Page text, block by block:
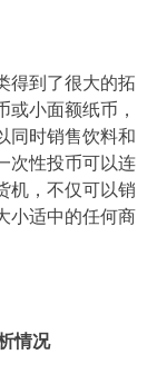
得到了很大的拓
或小面额纸币，
同时销售饮料和
次性投币可以连
机，不仅可以销
小适中的任何商